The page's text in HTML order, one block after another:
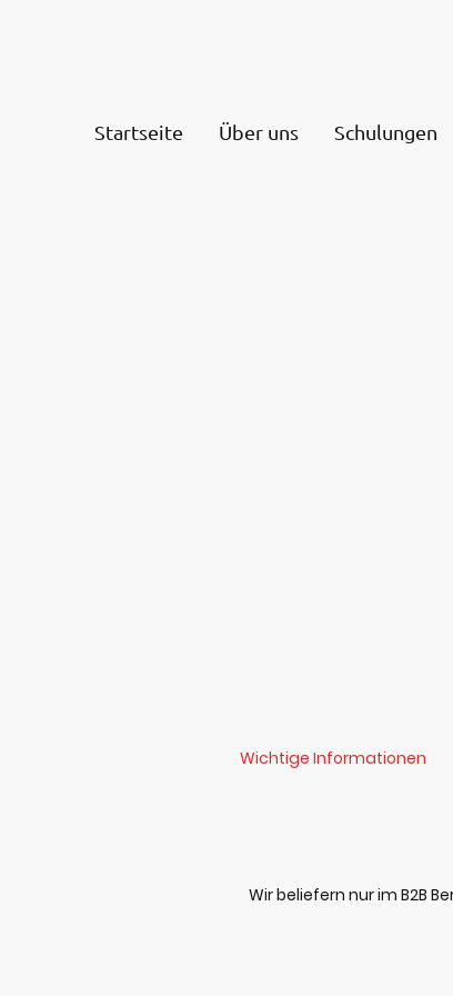
Startseite Über uns Schulungen
Wichtige Informationen
Wir beliefern nur im B2B